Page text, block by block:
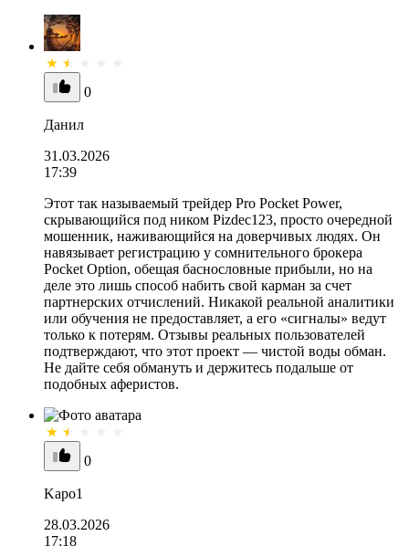
0
Данил
31.03.2026
17:39
Этот так называемый трейдер Pro Pocket Power,
скрывающийся под ником Pizdec123, просто очередной
мошенник, наживающийся на доверчивых людях. Он
навязывает регистрацию у сомнительного брокера
Pocket Option, обещая баснословные прибыли, но на
деле это лишь способ набить свой карман за счет
партнерских отчислений. Никакой реальной аналитики
или обучения не предоставляет, а его «сигналы» ведут
только к потерям. Отзывы реальных пользователей
подтверждают, что этот проект — чистой воды обман.
Не дайте себя обмануть и держитесь подальше от
подобных аферистов.
0
Kapo1
28.03.2026
17:18